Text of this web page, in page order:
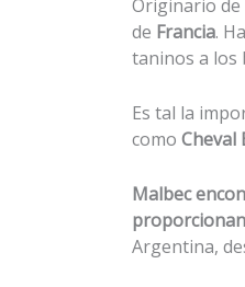
Originario de
de Francia.
taninos a los
Es tal la
como Cheval
Malbec
Argentina,